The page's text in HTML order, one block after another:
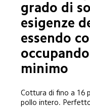
grado di
esigenze
essendo
minimo
Cottura di fino a 16
pollo intero.